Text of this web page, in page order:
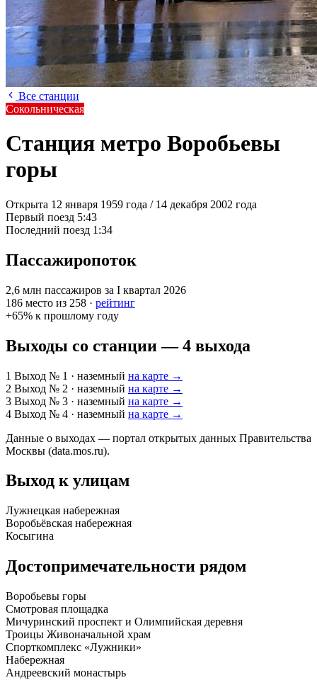
Все станции
Сокольническая
Станция метро Воробьевы
горы
Открыта 12 января 1959 года / 14 декабря 2002 года
Первый поезд 5:43
Последний поезд 1:34
Пассажиропоток
2,6 млн пассажиров за I квартал 2026
186 место из 258 · рейтинг
+65% к прошлому году
Выходы со станции — 4 выхода
1 Выход № 1 · наземный на карте →
2 Выход № 2 · наземный на карте →
3 Выход № 3 · наземный на карте →
4 Выход № 4 · наземный на карте →
Данные о выходах — портал открытых данных Правительства
Москвы (data.mos.ru).
Выход к улицам
Лужнецкая набережная
Воробьёвская набережная
Косыгина
Достопримечательности рядом
Воробьевы горы
Смотровая площадка
Мичуринский проспект и Олимпийская деревня
Троицы Живоначальной храм
Спорткомплекс «Лужники»
Набережная
Андреевский монастырь